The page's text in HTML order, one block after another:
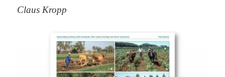
Claus Kropp